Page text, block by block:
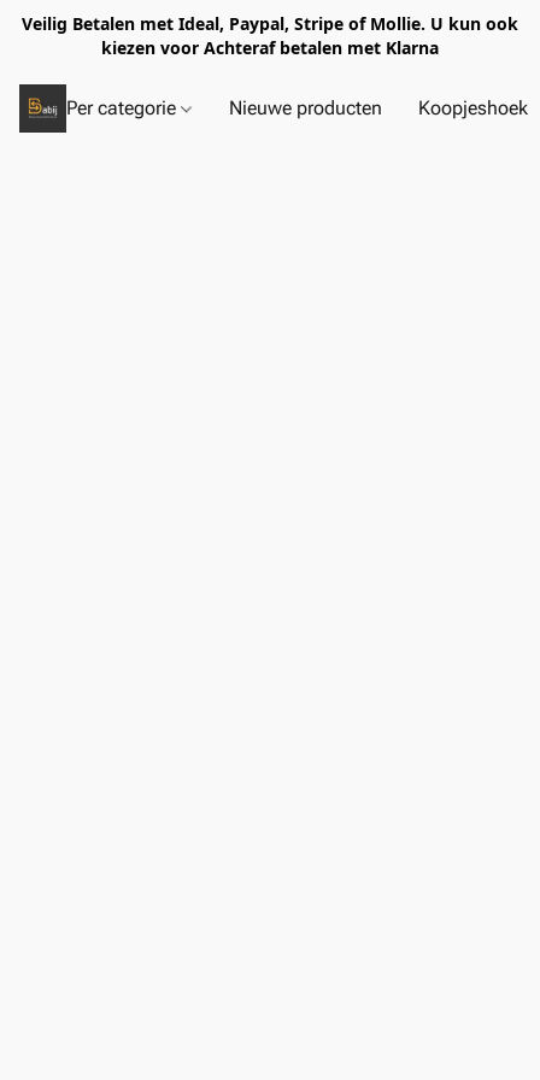
Veilig Betalen met Ideal, Paypal, Stripe of Mollie. U kun ook
kiezen voor Achteraf betalen met Klarna
Per categorie Nieuwe producten Koopjeshoek